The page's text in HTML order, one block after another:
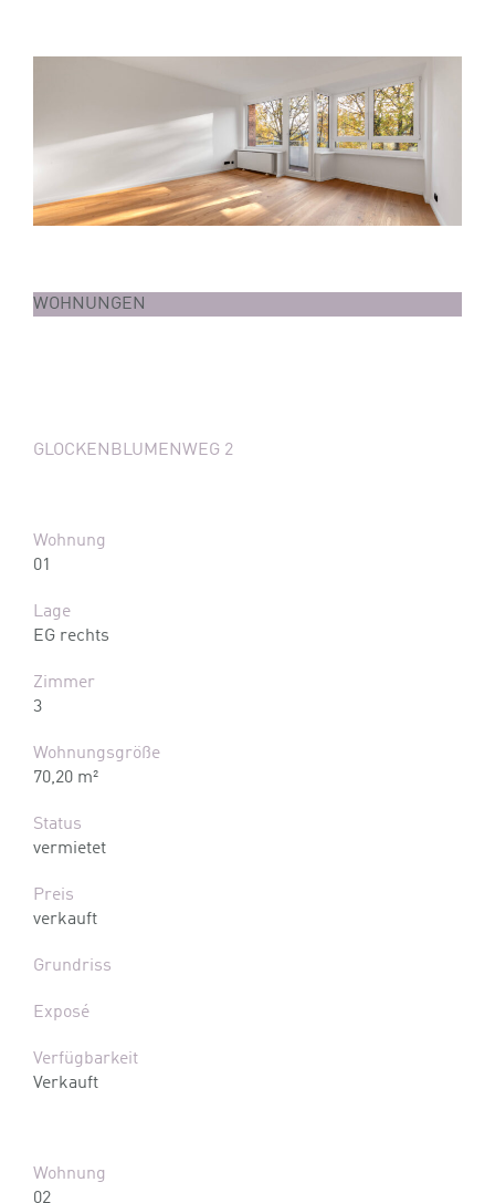
WOHNUNGEN
GLOCKENBLUMENWEG 2
Wohnung
01
Lage
EG rechts
Zimmer
3
Wohnungsgröße
70,20 m²
Status
vermietet
Preis
verkauft
Grundriss
Exposé
Verfügbarkeit
Verkauft
Wohnung
02